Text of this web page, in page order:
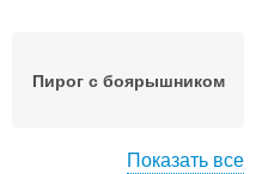
Пирог с боярышником
Показать все